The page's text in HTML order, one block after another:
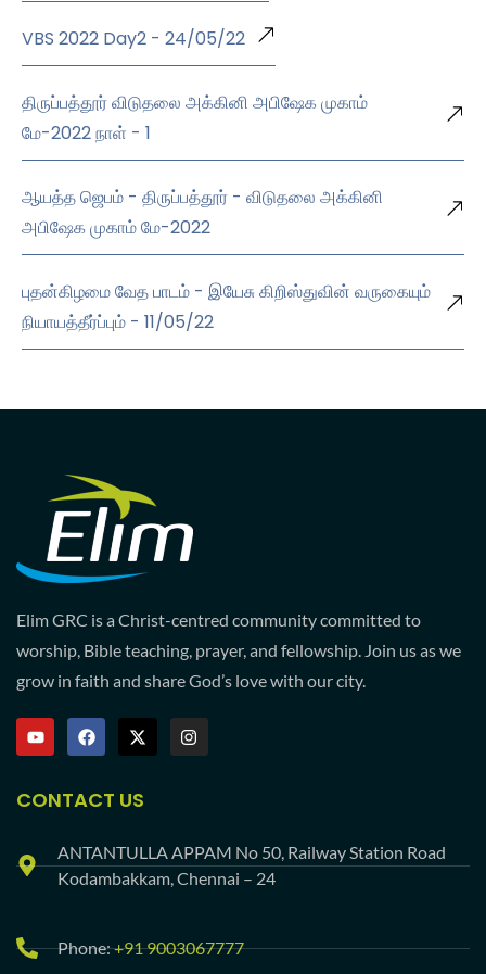
VBS 2022 Day2 - 24/05/22
திருப்பத்தூர் விடுதலை அக்கினி அபிஷேக முகாம்
மே-2022 நாள் - 1
ஆயத்த ஜெபம் - திருப்பத்தூர் - விடுதலை அக்கினி
அபிஷேக முகாம் மே-2022
புதன்கிழமை வேத பாடம் - இயேசு கிறிஸ்துவின் வருகையும்
நியாயத்தீர்ப்பும் - 11/05/22
Elim GRC is a Christ-centred community committed to
worship, Bible teaching, prayer, and fellowship. Join us as we
grow in faith and share God’s love with our city.
CONTACT US
ANTANTULLA APPAM No 50, Railway Station Road
Kodambakkam, Chennai – 24
Phone:+91 9003067777